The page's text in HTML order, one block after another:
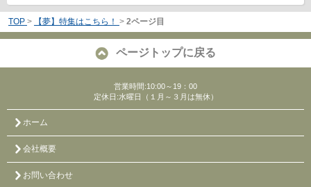
TOP > 【夢】特集はこちら！ > 2ページ目
ページトップに戻る
営業時間:10:00～19：00
定休日:水曜日（１月～３月は無休）
ホーム
会社概要
お問い合わせ